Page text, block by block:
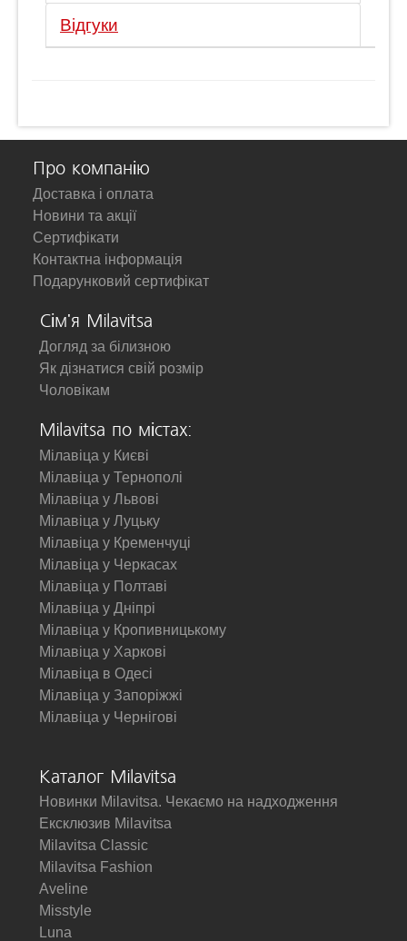
Відгуки
Про компанію
Доставка і оплата
Новини та акції
Сертифікати
Контактна інформація
Подарунковий сертифікат
Сім'я Milavitsa
Догляд за білизною
Як дізнатися свій розмір
Чоловікам
Milavitsa по містах:
Мілавіца у Києві
Мілавіца у Тернополі
Мілавіца у Львові
Мілавіца у Луцьку
Мілавіца у Кременчуці
Мілавіца у Черкасах
Мілавіца у Полтаві
Мілавіца у Дніпрі
Мілавіца у Кропивницькому
Мілавіца у Харкові
Мілавіца в Одесі
Мілавіца у Запоріжжі
Мілавіца у Чернігові
Каталог Milavitsa
Новинки Milavitsa. Чекаємо на надходження
Ексклюзив Milavitsa
Milavitsa Classic
Milavitsa Fashion
Aveline
Misstyle
Luna